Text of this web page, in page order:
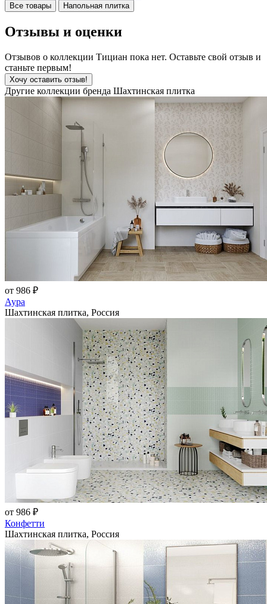
Все товары Напольная плитка
Отзывы и оценки
Отзывов о коллекции Тициан пока нет. Оставьте свой отзыв и
станьте первым!
Хочу оставить отзыв!
Другие коллекции бренда Шахтинская плитка
от 986 ₽
Аура
Шахтинская плитка, Россия
от 986 ₽
Конфетти
Шахтинская плитка, Россия